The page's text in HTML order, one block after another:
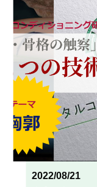
2022/08/21